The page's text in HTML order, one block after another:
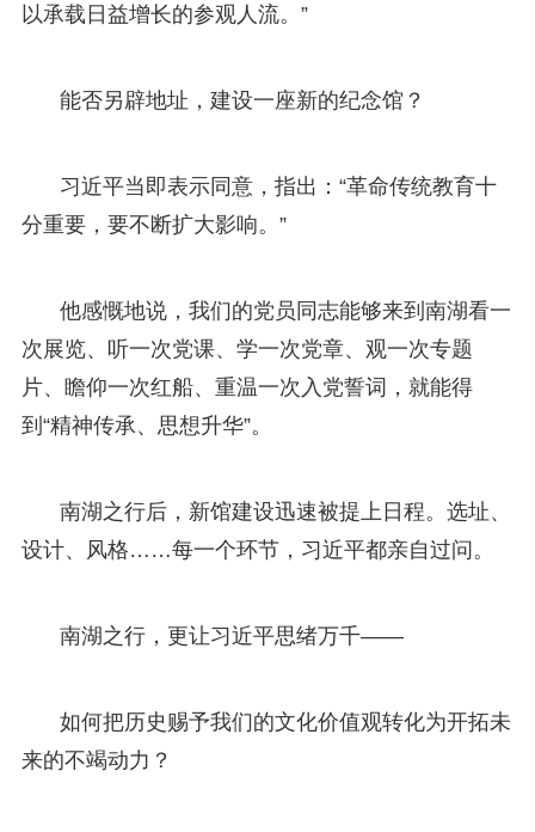
以承载日益增长的参观人流。”
能否另辟地址，建设一座新的纪念馆？
习近平当即表示同意，指出：“革命传统教育十
分重要，要不断扩大影响。”
他感慨地说，我们的党员同志能够来到南湖看一
次展览、听一次党课、学一次党章、观一次专题
片、瞻仰一次红船、重温一次入党誓词，就能得
到“精神传承、思想升华”。
南湖之行后，新馆建设迅速被提上日程。选址、
设计、风格……每一个环节，习近平都亲自过问。
南湖之行，更让习近平思绪万千——
如何把历史赐予我们的文化价值观转化为开拓未
来的不竭动力？